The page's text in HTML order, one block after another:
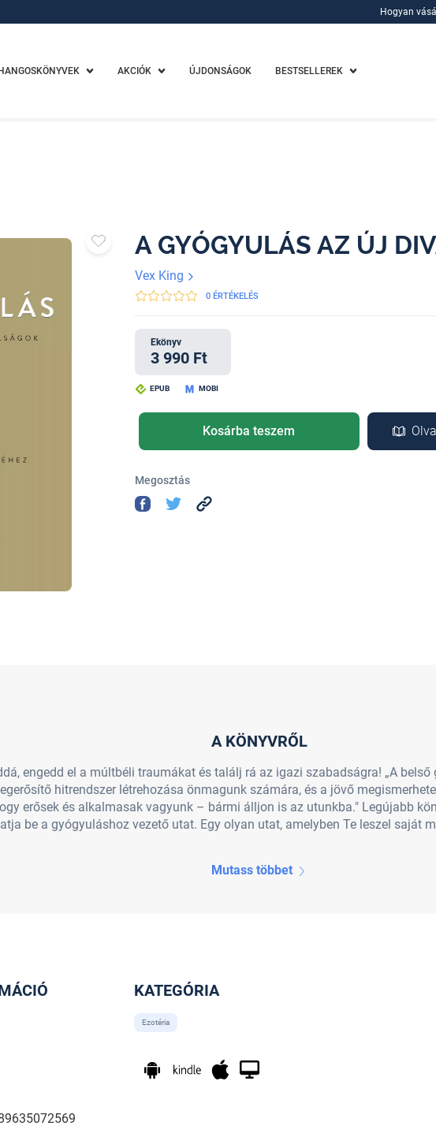
Hogyan
HANGOSKÖNYVEK AKCIÓK ÚJDONSÁGOK BESTSELLEREK
A GYÓGYULÁS AZ ÚJ
Vex King
0 ÉRTÉKELÉS
Ekönyv
3 990 Ft
EPUB MOBI
Kosárba teszem
Megosztás
A KÖNYVRŐL
engedd el a múltbéli traumákat és találj rá az igazi szabadságra! „A
hitrendszer létrehozása önmagunk számára, és a jövő
erősek és alkalmasak vagyunk – bármi álljon is az utunkba." Legújabb
be a gyógyuláshoz vezető utat. Egy olyan utat, amelyben Te leszel saját
Mutass többet
KATEGÓRIA
Ezotéria